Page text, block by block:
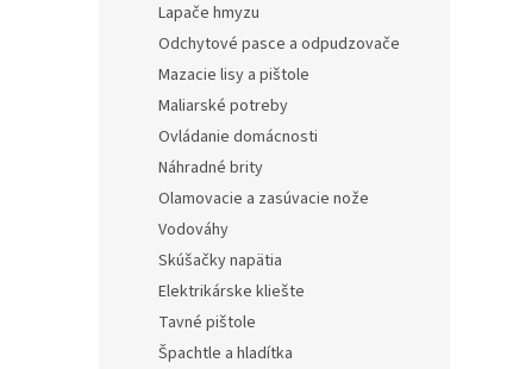
Lapače hmyzu
Odchytové pasce a odpudzovače
Mazacie lisy a pištole
Maliarské potreby
Ovládanie domácnosti
Náhradné brity
Olamovacie a zasúvacie nože
Vodováhy
Skúšačky napätia
Elektrikárske kliešte
Tavné pištole
Špachtle a hladítka